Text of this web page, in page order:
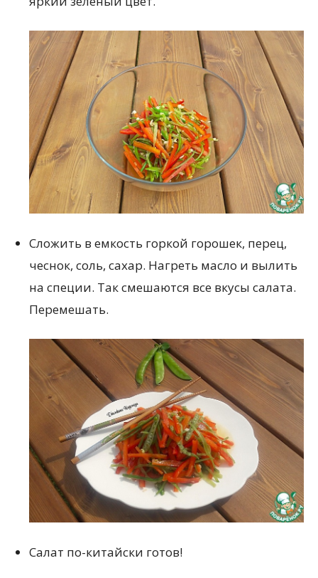
Сложить в емкость горкой горошек, перец,
чеснок, соль, сахар. Нагреть масло и вылить
на специи. Так смешаются все вкусы салата.
Перемешать.
Салат по-китайски готов!